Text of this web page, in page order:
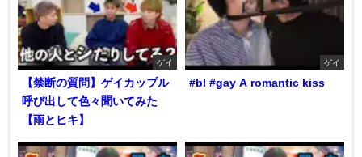
ゲイ
【禁断の質問】ゲイカップル
呼び出して色々聞いてみた
【雨とヒキ】
ゲイ
#bl #gay A romantic kiss